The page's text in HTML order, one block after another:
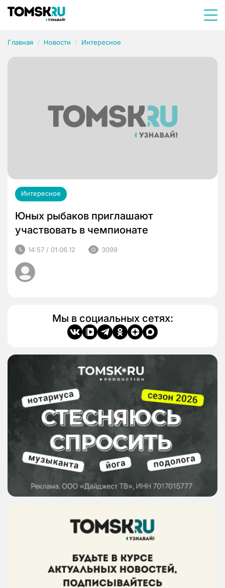
Главная Новости Интересное
Интересное
Юных рыбаков приглашают
участвовать в чемпионате
14:57 / 01.06.12 3099
Мы в социальных сетях: